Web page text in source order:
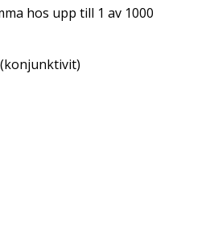
hos upp till 1 av 1000
konjunktivit)